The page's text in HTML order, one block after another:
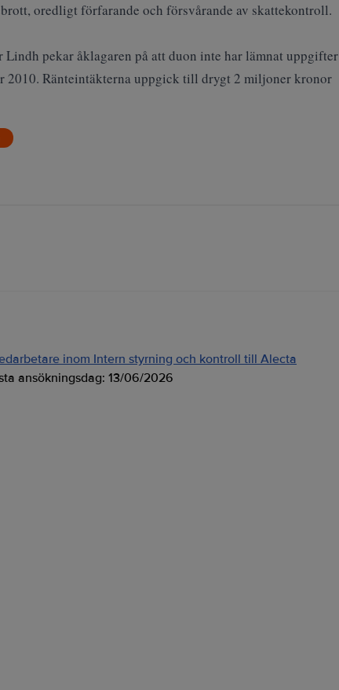
oredligt förfarande och försvårande av skattekontroll.
pekar åklagaren på att duon inte har lämnat uppgifter
2010. Ränteintäkterna uppgick till drygt 2 miljoner kronor
inom Intern styrning och kontroll till Alecta
ansökningsdag: 13/06/2026